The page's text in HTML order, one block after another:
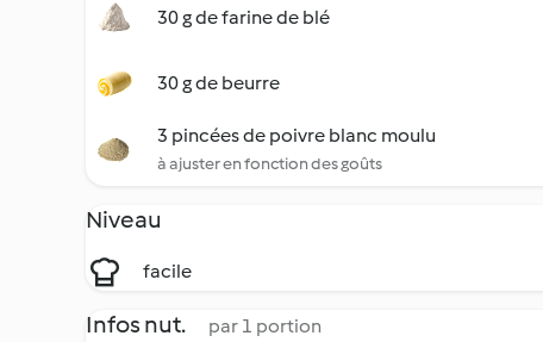
30 g de farine de blé
30 g de beurre
3 pincées de poivre blanc moulu
à ajuster en fonction des goûts
Niveau
facile
Infos nut. par 1 portion